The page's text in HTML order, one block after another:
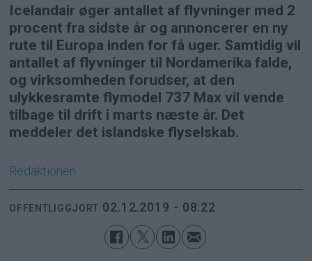
Icelandair øger antallet af flyvninger med 2
procent fra sidste år og annoncerer en ny
rute til Europa inden for få uger. Samtidig vil
antallet af flyvninger til Nordamerika falde,
og virksomheden forudser, at den
ulykkesramte flymodel 737 Max vil vende
tilbage til drift i marts næste år. Det
meddeler det islandske flyselskab.
Redaktionen
OFFENTLIGGJORT 02.12.2019 - 08:22